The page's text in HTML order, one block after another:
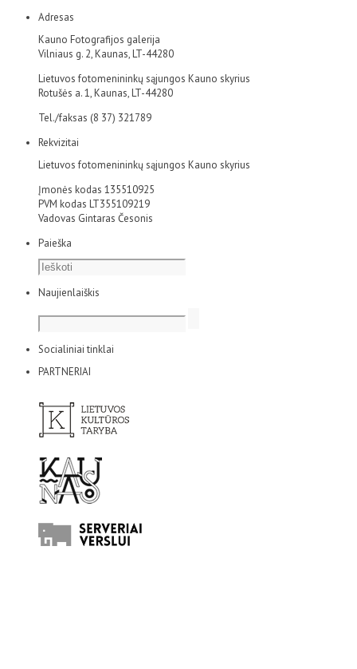
Adresas
Kauno Fotografijos galerija
Vilniaus g. 2, Kaunas, LT-44280
Lietuvos fotomenininkų sąjungos Kauno skyrius
Rotušės a. 1, Kaunas, LT-44280
Tel./faksas (8 37) 321789
Rekvizitai
Lietuvos fotomenininkų sąjungos Kauno skyrius
Įmonės kodas 135510925
PVM kodas LT355109219
Vadovas Gintaras Česonis
Paieška
Naujienlaiškis
Socialiniai tinklai
PARTNERIAI